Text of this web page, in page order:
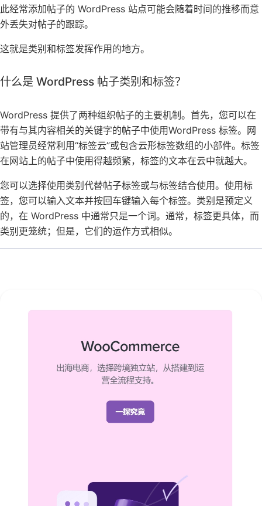
此经常添加帖子的 WordPress 站点可能会随着时间的推移而意
外丢失对帖子的跟踪。
这就是类别和标签发挥作用的地方。
什么是 WordPress 帖子类别和标签？
WordPress 提供了两种组织帖子的主要机制。首先，您可以在
带有与其内容相关的关键字的帖子中使用WordPress 标签。网
站管理员经常利用“标签云”或包含云形标签数组的小部件。标签
在网站上的帖子中使用得越频繁，标签的文本在云中就越大。
您可以选择使用类别代替帖子标签或与标签结合使用。使用标
签，您可以输入文本并按回车键输入每个标签。类别是预定义
的，在 WordPress 中通常只是一个词。通常，标签更具体，而
类别更笼统；但是，它们的运作方式相似。